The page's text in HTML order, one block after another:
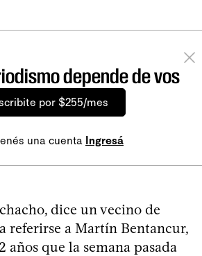
depende de vos
por $255/mes
una cuenta Ingresá
dice un vecino de
referirse a Martín Bentancur,
años que la semana pasada